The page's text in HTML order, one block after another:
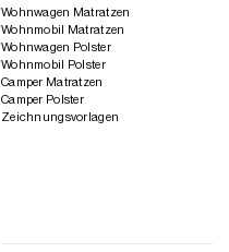
Wohnwagen Matratzen
Wohnmobil Matratzen
Wohnwagen Polster
Wohnmobil Polster
Camper Matratzen
Camper Polster
Zeichnungsvorlagen